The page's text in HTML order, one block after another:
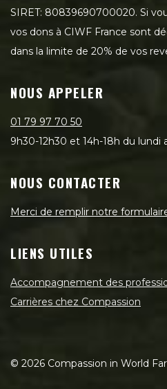
SIRET: 80839690700020. Si
vos dons à CIWF France sont
dans la limite de 20% de vos
NOUS APPELER
01 79 97 70 50
9h30-12h30 et 14h-18h du lundi
NOUS CONTACTER
Merci de remplir notre
LIENS UTILES
Accompagnement des
Carrières chez Compassion
© 2026 Compassion in World